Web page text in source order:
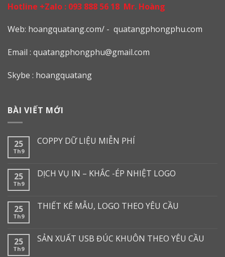
Hotline +Zalo : 093 888 56 18 Mr. Hoàng
Web: hoangquatang.com/ - quatangphongphu.com
Email : quatangphongphu@gmail.com
Skybe : hoangquatang
BÀI VIẾT MỚI
25
Th9
COPPY DỮ LIỆU MIỄN PHÍ
25
Th9
DỊCH VỤ IN – KHẮC -ÉP NHIỆT LOGO
25
Th9
THIẾT KẾ MẪU, LOGO THEO YÊU CẦU
25
Th9
SẢN XUẤT USB ĐÚC KHUÔN THEO YÊU CẦU